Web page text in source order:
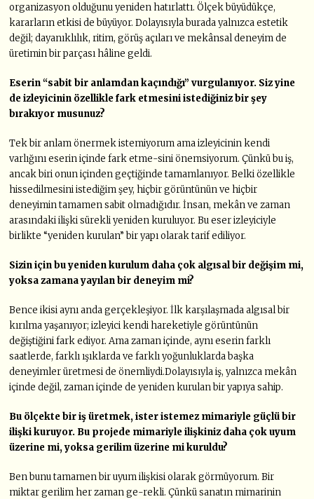
organizasyon olduğunu yeniden hatırlattı. Ölçek büyüdükçe,
kararların etkisi de büyüyor. Dolayısıyla burada yalnızca estetik
değil; dayanıklılık, ritim, görüş açıları ve mekânsal deneyim de
üretimin bir parçası hâline geldi.
Eserin “sabit bir anlamdan kaçındığı” vurgulanıyor. Siz yine
de izleyicinin özellikle fark etmesini istediğiniz bir şey
bırakıyor musunuz?
Tek bir anlam önermek istemiyorum ama izleyicinin kendi
varlığını eserin içinde fark etme-sini önemsiyorum. Çünkü bu iş,
ancak biri onun içinden geçtiğinde tamamlanıyor. Belki özellikle
hissedilmesini istediğim şey, hiçbir görüntünün ve hiçbir
deneyimin tamamen sabit olmadığıdır. İnsan, mekân ve zaman
arasındaki ilişki sürekli yeniden kuruluyor. Bu eser izleyiciyle
birlikte “yeniden kurulan” bir yapı olarak tarif ediliyor.
Sizin için bu yeniden kurulum daha çok algısal bir değişim mi,
yoksa zamana yayılan bir deneyim mi?
Bence ikisi aynı anda gerçekleşiyor. İlk karşılaşmada algısal bir
kırılma yaşanıyor; izleyici kendi hareketiyle görüntünün
değiştiğini fark ediyor. Ama zaman içinde, aynı eserin farklı
saatlerde, farklı ışıklarda ve farklı yoğunluklarda başka
deneyimler üretmesi de önemliydi.Dolayısıyla iş, yalnızca mekân
içinde değil, zaman içinde de yeniden kurulan bir yapıya sahip.
Bu ölçekte bir iş üretmek, ister istemez mimariyle güçlü bir
ilişki kuruyor. Bu projede mimariyle ilişkiniz daha çok uyum
üzerine mi, yoksa gerilim üzerine mi kuruldu?
Ben bunu tamamen bir uyum ilişkisi olarak görmüyorum. Bir
miktar gerilim her zaman ge-rekli. Çünkü sanatın mimarinin